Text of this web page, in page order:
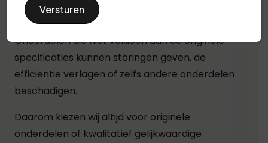
airco lijken vaak aantrekkelijk, maar kunnen op
lange termijn problemen veroorzaken.
Onderdelen die niet voldoen aan de originele
specificaties kunnen storingen geven, de
efficiëntie verlagen of zelfs andere onderdelen
beschadigen.
Daarom kiezen wij altijd voor originele
onderdelen of kwalitatief gelijkwaardige